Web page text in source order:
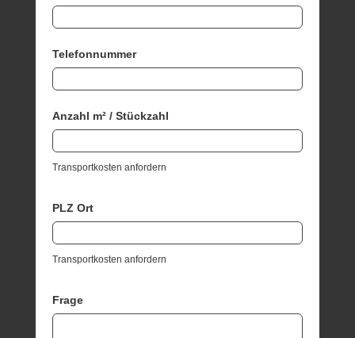
Telefonnummer
Anzahl m² / Stückzahl
Transportkosten anfordern
PLZ Ort
Transportkosten anfordern
Frage